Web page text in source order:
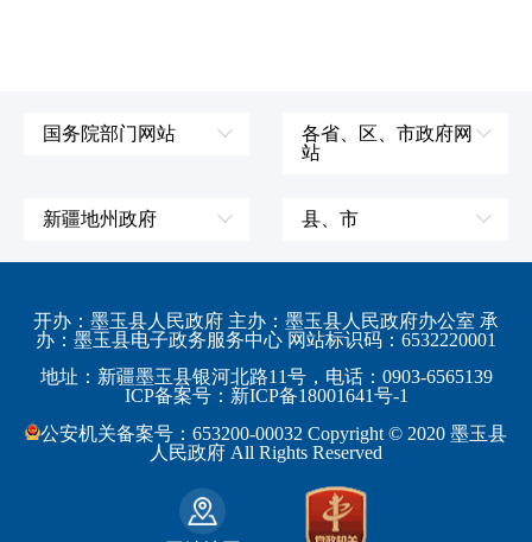
国务院部门网站
国防部
教育部
工业和信息化部
监察部
民政部
各省、区、市政府网
站
江苏省
浙江省
安徽省
福建省
新疆地州政府
伊犁哈萨克自治州
阿勒泰地区
博尔塔拉蒙古自治州
吐鲁番地区
巴音郭楞蒙古自治州
县、市
皮山县
策勒县
民丰县
和田市
开办：墨玉县人民政府 主办：墨玉县人民政府办公室 承
办：墨玉县电子政务服务中心 网站标识码：6532220001
地址：新疆墨玉县银河北路11号，电话：0903-6565139
ICP备案号：新ICP备18001641号-1
公安机关备案号：653200-00032 Copyright © 2020 墨玉县
人民政府 All Rights Reserved